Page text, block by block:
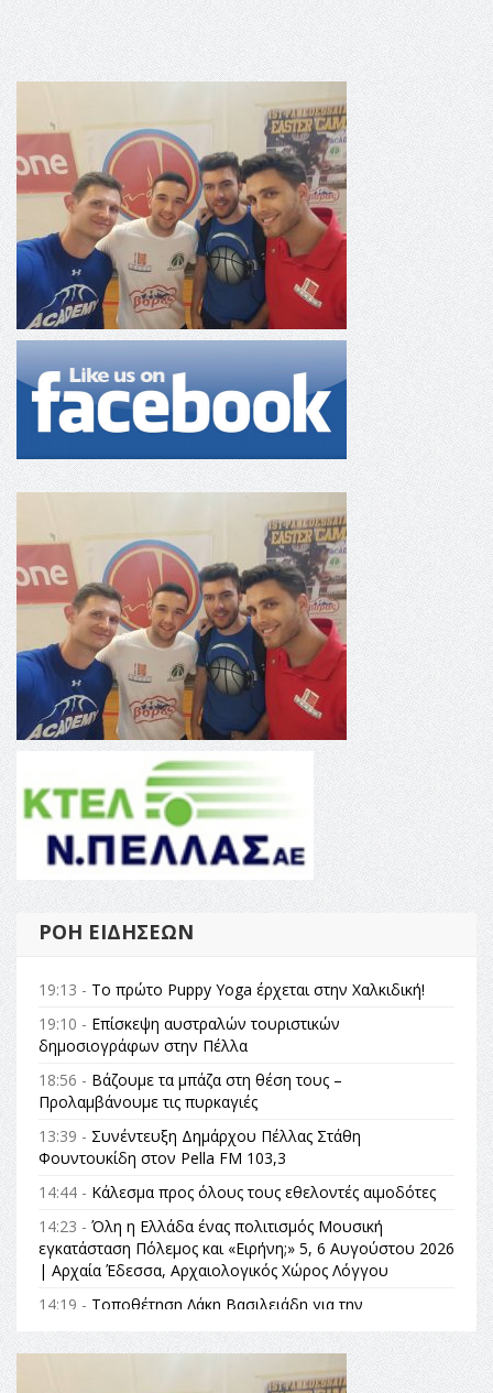
ΡΟΉ ΕΙΔΉΣΕΩΝ
19:13 - Το πρώτο Puppy Yoga έρχεται στην Χαλκιδική!
19:10 - Επίσκεψη αυστραλών τουριστικών
δημοσιογράφων στην Πέλλα
18:56 - Βάζουμε τα μπάζα στη θέση τους –
Προλαμβάνουμε τις πυρκαγιές
13:39 - Συνέντευξη Δημάρχου Πέλλας Στάθη
Φουντουκίδη στον Pella FM 103,3
14:44 - Κάλεσμα προς όλους τους εθελοντές αιμοδότες
14:23 - Όλη η Ελλάδα ένας πολιτισμός Μουσική
εγκατάσταση Πόλεμος και «Ειρήνη;» 5, 6 Αυγούστου 2026
| Αρχαία Έδεσσα, Αρχαιολογικός Χώρος Λόγγου
14:19 - Τοποθέτηση Λάκη Βασιλειάδη για την
Αναθεώρηση του Συντάγματος: «Σε τέτοιες κορυφαίες
θεσμικές διαδικασίες υπάρχει μόνο η ευθύνη απέναντι